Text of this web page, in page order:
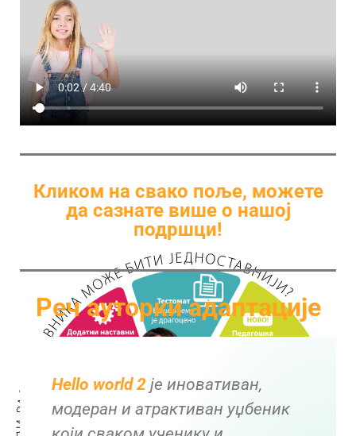
Кликом на свако поље, можете
да сазнате више о нашој
подршци!
Реч ауторки адаптације
Hello world 2 је иновативан,
модеран и атрактиван уџбеник